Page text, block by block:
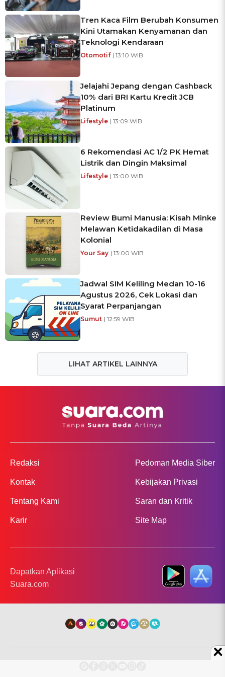
Tren Kaca Film Berubah Konsumen
Kini Utamakan Kenyamanan dan
Teknologi Kendaraan
Otomotif | 13:10 WIB
Jelajahi Jepang dengan Cashback
10% dari BRI Kartu Kredit JCB
Platinum
Lifestyle | 13:09 WIB
6 Rekomendasi AC 1/2 PK Hemat
Listrik dan Dingin Maksimal
Lifestyle | 13:00 WIB
Review Bumi Manusia: Kisah Minke
Melawan Ketidakadilan di Masa
Kolonial
Your Say | 13:00 WIB
Jadwal SIM Keliling Medan 10-16
Agustus 2026, Cek Lokasi dan
Syarat Perpanjangan
Sumut | 12:59 WIB
LIHAT ARTIKEL LAINNYA
Redaksi
Kontak
Tentang Kami
Karir
Pedoman Media Siber
Kebijakan Privasi
Saran dan Kritik
Site Map
Dapatkan Aplikasi
Suara.com